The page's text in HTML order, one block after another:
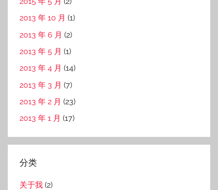
2013 年 10 月 (1)
2013 年 6 月 (2)
2013 年 5 月 (1)
2013 年 4 月 (14)
2013 年 3 月 (7)
2013 年 2 月 (23)
2013 年 1 月 (17)
分类
关于我 (2)